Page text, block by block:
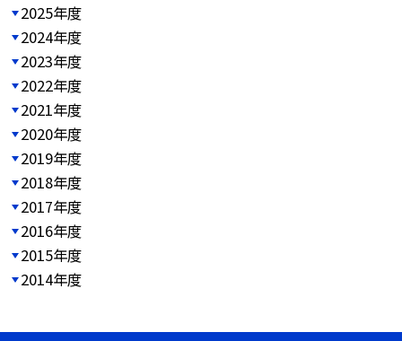
2025年度
2024年度
2023年度
2022年度
2021年度
2020年度
2019年度
2018年度
2017年度
2016年度
2015年度
2014年度